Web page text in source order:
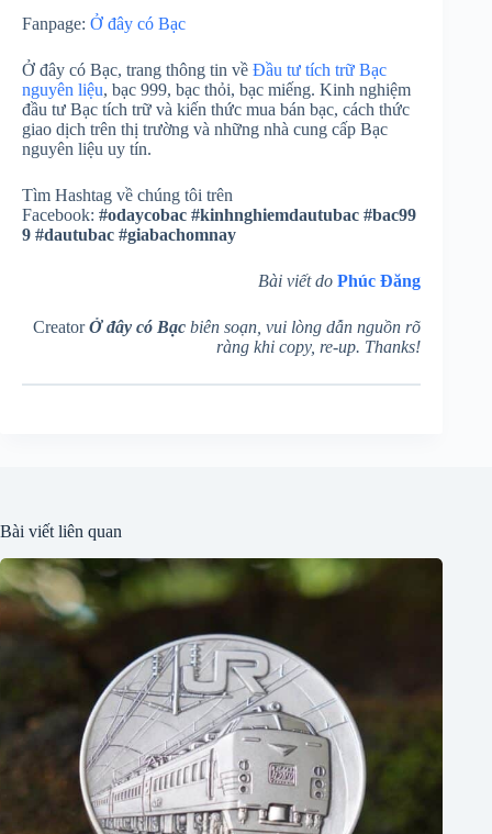
Fanpage: Ở đây có Bạc
Ở đây có Bạc, trang thông tin về Đầu tư tích trữ Bạc
nguyên liệu, bạc 999, bạc thỏi, bạc miếng. Kinh nghiệm
đầu tư Bạc tích trữ và kiến thức mua bán bạc, cách thức
giao dịch trên thị trường và những nhà cung cấp Bạc
nguyên liệu uy tín.
Tìm Hashtag về chúng tôi trên
Facebook: #odaycobac #kinhnghiemdautubac #bac99
9 #dautubac #giabachomnay
Bài viết do Phúc Đăng
CreatorỞ đây có Bạc biên soạn, vui lòng dẫn nguồn rõ
ràng khi copy, re-up. Thanks!
Bài viết liên quan